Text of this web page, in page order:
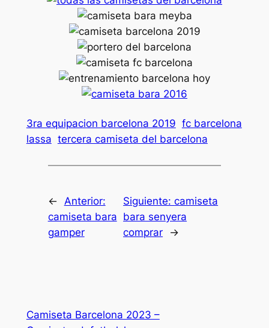
3ra equipacion barcelona 2019 fc barcelona
lassa tercera camiseta del barcelona
← Anterior:
camiseta bara
gamper
Siguiente:camiseta
bara senyera
comprar
→
Camiseta Barcelona 2023 –